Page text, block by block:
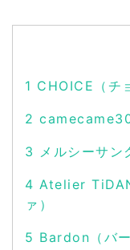
1 CHOICE（チ
2 camecame30
3 メルシーサン
4 Atelier
ァ）
5 Bardon（バー